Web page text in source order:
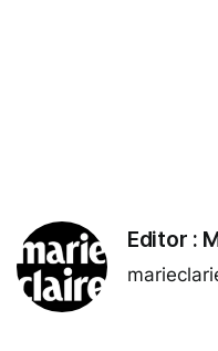
Editor :